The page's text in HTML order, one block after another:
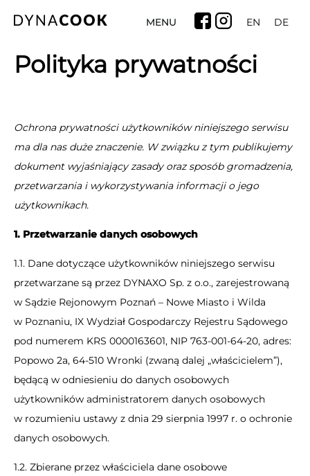
MENU EN DE
Polityka prywatności
Ochrona prywatności użytkowników niniejszego serwisu
ma dla nas duże znaczenie. W związku z tym publikujemy
dokument wyjaśniający zasady oraz sposób gromadzenia,
przetwarzania i wykorzystywania informacji o jego
użytkownikach.
1. Przetwarzanie danych osobowych
1.1. Dane dotyczące użytkowników niniejszego serwisu
przetwarzane są przez DYNAXO Sp. z o.o., zarejestrowaną
w Sądzie Rejonowym Poznań – Nowe Miasto i Wilda
w Poznaniu, IX Wydział Gospodarczy Rejestru Sądowego
pod numerem KRS 0000163601, NIP 763-001-64-20, adres:
Popowo 2a, 64-510 Wronki (zwaną dalej „właścicielem”),
będącą w odniesieniu do danych osobowych
użytkowników administratorem danych osobowych
w rozumieniu ustawy z dnia 29 sierpnia 1997 r. o ochronie
danych osobowych.
1.2. Zbierane przez właściciela dane osobowe